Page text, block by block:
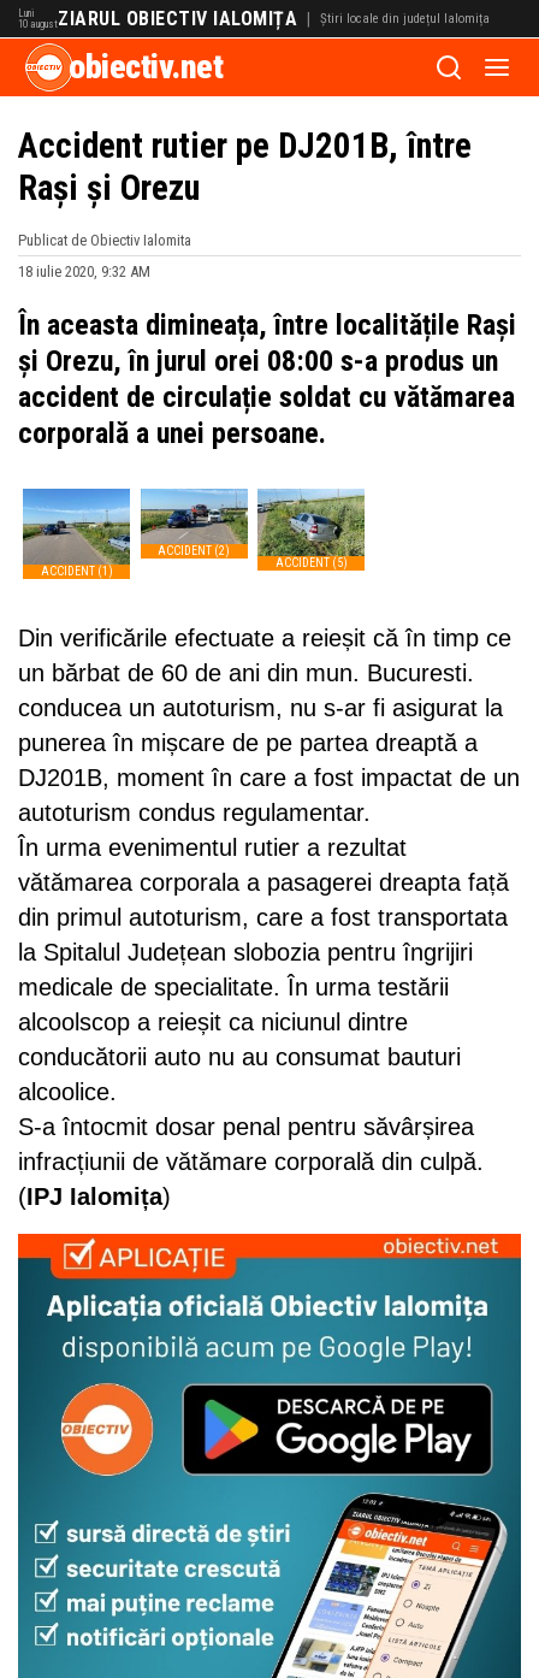
Luni
10 augustZIARUL OBIECTIV IALOMIȚA | Știri locale din județul Ialomița
obiectiv.net
Accident rutier pe DJ201B, între
Rași și Orezu
Publicat de Obiectiv Ialomita
18 iulie 2020, 9:32 AM
În aceasta dimineața, între localitățile Rași
și Orezu, în jurul orei 08:00 s-a produs un
accident de circulație soldat cu vătămarea
corporală a unei persoane.
ACCIDENT (1)
ACCIDENT (2)
ACCIDENT (5)
Din verificările efectuate a reieșit că în timp ce
un bărbat de 60 de ani din mun. Bucuresti.
conducea un autoturism, nu s-ar fi asigurat la
punerea în mișcare de pe partea dreaptă a
DJ201B, moment în care a fost impactat de un
autoturism condus regulamentar.
În urma evenimentul rutier a rezultat
vătămarea corporala a pasagerei dreapta față
din primul autoturism, care a fost transportata
la Spitalul Județean slobozia pentru îngrijiri
medicale de specialitate. În urma testării
alcoolscop a reieșit ca niciunul dintre
conducătorii auto nu au consumat bauturi
alcoolice.
S-a întocmit dosar penal pentru săvârșirea
infracțiunii de vătămare corporală din culpă.
(IPJ Ialomița)